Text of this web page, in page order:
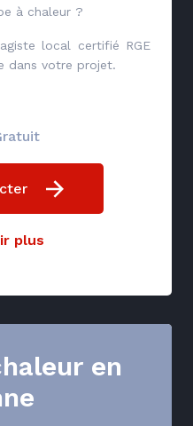
à chaleur ?
local certifié RGE
dans votre projet.
plus
en